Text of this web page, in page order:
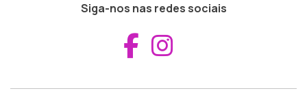
Siga-nos nas redes sociais
Aceder ao